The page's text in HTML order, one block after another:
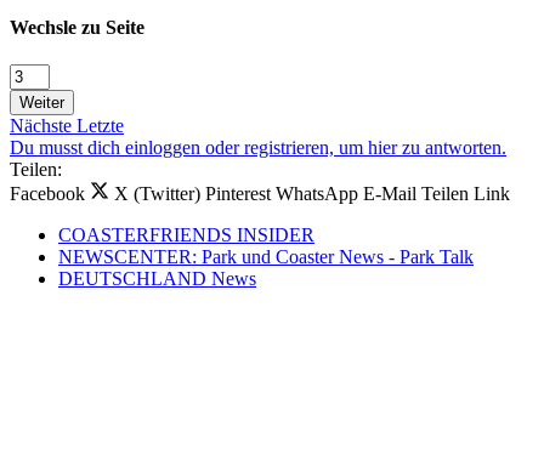
Wechsle zu Seite
Weiter
Nächste Letzte
Du musst dich einloggen oder registrieren, um hier zu antworten.
Teilen:
Facebook
X (Twitter) Pinterest WhatsApp E-Mail Teilen Link
COASTERFRIENDS INSIDER
NEWSCENTER: Park und Coaster News - Park Talk
DEUTSCHLAND News